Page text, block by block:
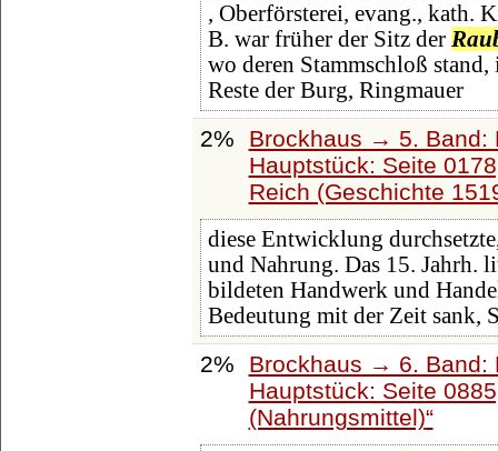
, Oberförsterei, evang., kath.
B. war früher der Sitz der
wo deren Stammschloß
Reste der Burg, Ringmauer
2%
Brockhaus → 5. Band:
Hauptstück: Seite
Reich (Geschichte
diese Entwicklung
und Nahrung. Das 15. Jahrh.
bildeten Handwerk und
Bedeutung mit der Zeit sank,
2%
Brockhaus → 6. Band:
Hauptstück: Seite
(Nahrungsmittel)